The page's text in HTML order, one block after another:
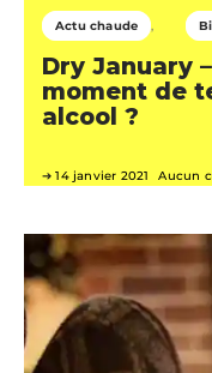
Actu chaude
Dry January
moment de
alcool ?
14 janvier 2021 Aucun